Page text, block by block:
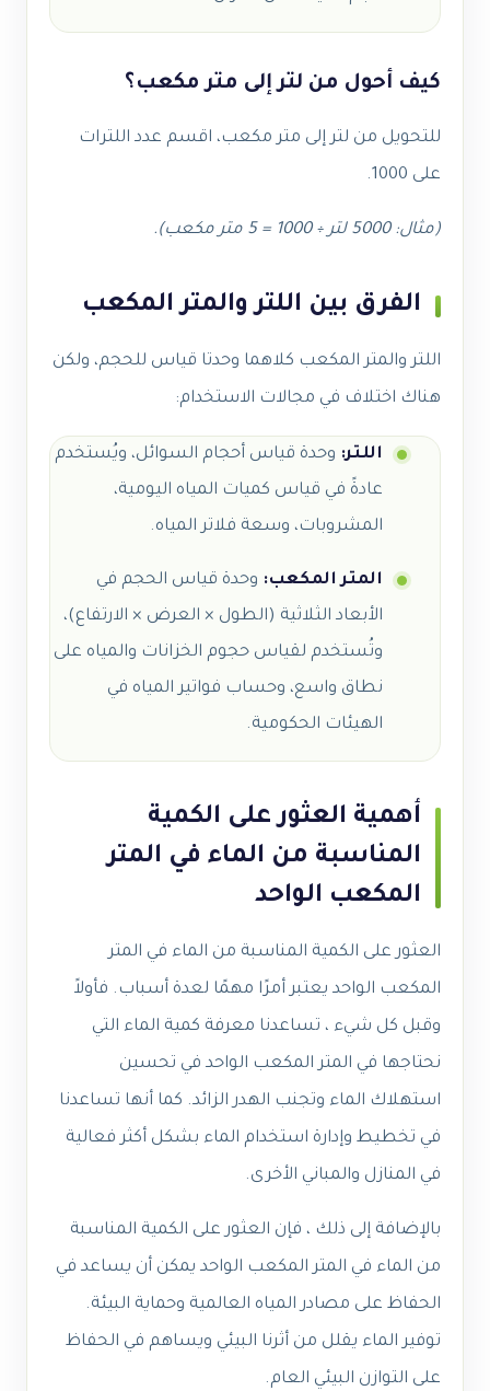
كيف أحول من لتر إلى متر مكعب؟
للتحويل من لتر إلى متر مكعب، اقسم عدد اللترات
على 1000.
(مثال: 5000 لتر ÷ 1000 = 5 متر مكعب).
الفرق بين اللتر والمتر المكعب
اللتر والمتر المكعب كلاهما وحدتا قياس للحجم، ولكن
هناك اختلاف في مجالات الاستخدام:
اللتر: وحدة قياس أحجام السوائل، ويُستخدم
عادةً في قياس كميات المياه اليومية،
المشروبات، وسعة فلاتر المياه.
المتر المكعب: وحدة قياس الحجم في
الأبعاد الثلاثية (الطول × العرض × الارتفاع)،
وتُستخدم لقياس حجوم الخزانات والمياه على
نطاق واسع، وحساب فواتير المياه في
الهيئات الحكومية.
أهمية العثور على الكمية
المناسبة من الماء في المتر
المكعب الواحد
العثور على الكمية المناسبة من الماء في المتر
المكعب الواحد يعتبر أمرًا مهمًا لعدة أسباب. فأولاً
وقبل كل شيء ، تساعدنا معرفة كمية الماء التي
نحتاجها في المتر المكعب الواحد في تحسين
استهلاك الماء وتجنب الهدر الزائد. كما أنها تساعدنا
في تخطيط وإدارة استخدام الماء بشكل أكثر فعالية
في المنازل والمباني الأخرى.
بالإضافة إلى ذلك ، فإن العثور على الكمية المناسبة
من الماء في المتر المكعب الواحد يمكن أن يساعد في
الحفاظ على مصادر المياه العالمية وحماية البيئة.
توفير الماء يقلل من أثرنا البيئي ويساهم في الحفاظ
على التوازن البيئي العام.